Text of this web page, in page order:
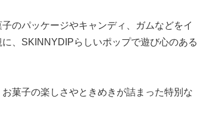
のパッケージやキャンディ、ガムなどをイ
、SKINNYDIPらしいポップで遊び心のある
菓子の楽しさやときめきが詰まった特別な